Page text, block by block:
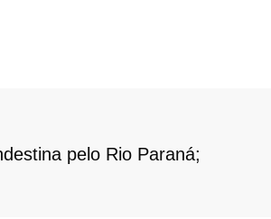
pelo Rio Paraná;